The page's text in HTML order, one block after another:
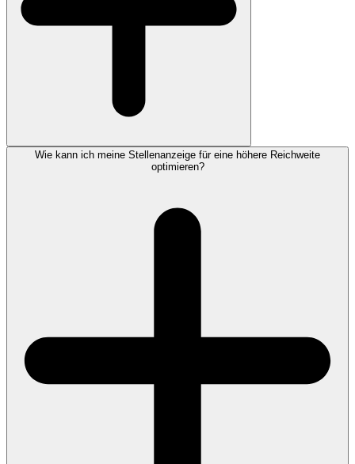
Wie kann ich meine Stellenanzeige für eine höhere Reichweite
optimieren?